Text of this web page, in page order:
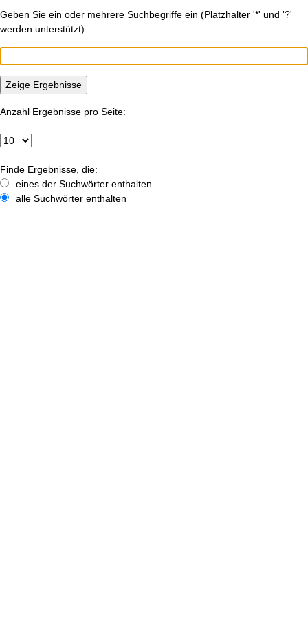
Geben Sie ein oder mehrere Suchbegriffe ein (Platzhalter '*' und '?'
werden unterstützt):
Anzahl Ergebnisse pro Seite:
eines der Suchwörter enthalten
alle Suchwörter enthalten